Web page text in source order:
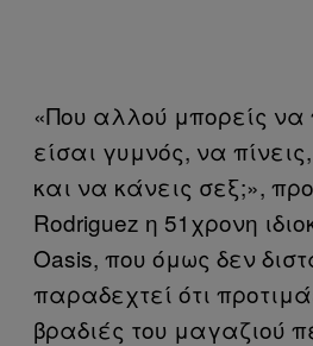
«Που αλλού μπορείς
είσαι γυμνός, να
και να κάνεις σεξ;»,
Rodriguez η 51χρονη
Oasis, που όμως δεν
παραδεχτεί ότι
βραδιές του μαγαζιού